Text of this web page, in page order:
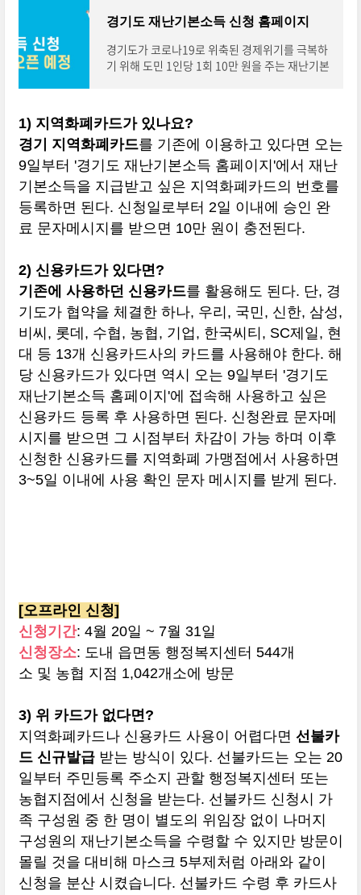
경기도 재난기본소득 신청 홈페이지
경기도가 코로나19로 위축된 경제위기를 극복하
기 위해 도민 1인당 1회 10만 원을 주는 재난기본
3월23일 24시 기준시점부터 신청일까지 경기도
민이면 누구나 지급받을 수 있습니다. 아울러 신청
및 접수는 사회적 거리두기에 따른 접촉 최소화 및
감염예방을 위해 ▲온라인 접수 ▲읍면동 행정복
지센터 또는 지정금융기관 접수 ▲찾아가는 접수
로 다양화할 방침입니다. 지급
1) 지역화폐카드가 있나요?
경기 지역화폐카드를 기존에 이용하고 있다면 오는
9일부터 '경기도 재난기본소득 홈페이지'에서 재난
기본소득을 지급받고 싶은 지역화폐카드의 번호를
등록하면 된다. 신청일로부터 2일 이내에 승인 완
료 문자메시지를 받으면 10만 원이 충전된다.
2) 신용카드가 있다면?
기존에 사용하던 신용카드를 활용해도 된다. 단, 경
기도가 협약을 체결한 하나, 우리, 국민, 신한, 삼성,
비씨, 롯데, 수협, 농협, 기업, 한국씨티, SC제일, 현
대 등 13개 신용카드사의 카드를 사용해야 한다. 해
당 신용카드가 있다면 역시 오는 9일부터 '경기도
재난기본소득 홈페이지'에 접속해 사용하고 싶은
신용카드 등록 후 사용하면 된다. 신청완료 문자메
시지를 받으면 그 시점부터 차감이 가능 하며 이후
신청한 신용카드를 지역화폐 가맹점에서 사용하면
3~5일 이내에 사용 확인 문자 메시지를 받게 된다.
[오프라인 신청]
신청기간: 4월 20일 ~ 7월 31일
신청장소: 도내 읍면동 행정복지센터 544개
소 및 농협 지점 1,042개소에 방문
3) 위 카드가 없다면?
지역화폐카드나 신용카드 사용이 어렵다면 선불카
드 신규발급받는 방식이 있다. 선불카드는 오는 20
일부터 주민등록 주소지 관할 행정복지센터 또는
농협지점에서 신청을 받는다. 선불카드 신청시 가
족 구성원 중 한 명이 별도의 위임장 없이 나머지
구성원의 재난기본소득을 수령할 수 있지만 방문이
몰릴 것을 대비해 마스크 5부제처럼 아래와 같이
신청을 분산 시켰습니다. 선불카드 수령 후 카드사